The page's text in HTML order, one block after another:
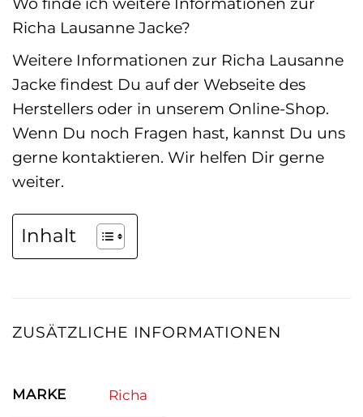
Richa Lausanne Jacke?
Weitere Informationen zur Richa Lausanne
Jacke findest Du auf der Webseite des
Herstellers oder in unserem Online-Shop.
Wenn Du noch Fragen hast, kannst Du uns
gerne kontaktieren. Wir helfen Dir gerne
weiter.
Inhalt
ZUSÄTZLICHE INFORMATIONEN
MARKE Richa